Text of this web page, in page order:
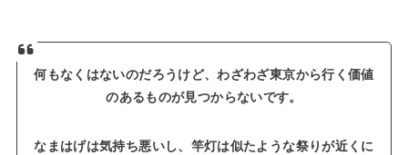
何もなくはないのだろうけど、わざわざ東京から行く価値
のあるものが見つからないです。
なまはげは気持ち悪いし、竿灯は似たような祭りが近くに